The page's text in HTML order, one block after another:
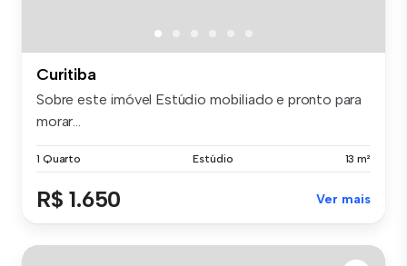
Curitiba
Sobre este imóvel Estúdio mobiliado e pronto para
morar...
1 Quarto Estúdio 13 m²
R$ 1.650 Ver mais